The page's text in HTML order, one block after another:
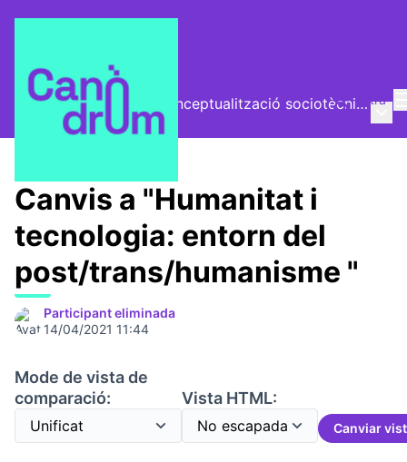
Entra
El Vector (vector de conceptualització sociotècnica)
Trobades
Canvis a "Humanitat i
tecnologia: entorn del
post/trans/humanisme "
Participant eliminada
14/04/2021 11:44
Mode de vista de
comparació:
Vista HTML:
Canviar